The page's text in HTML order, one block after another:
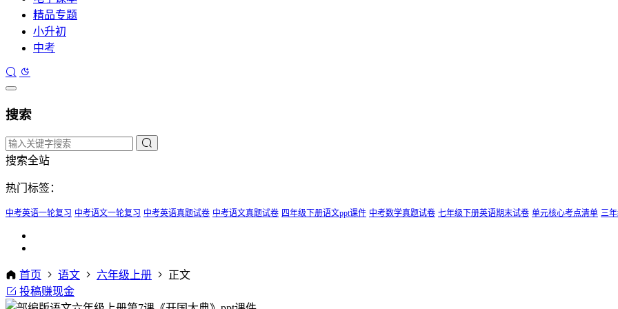
精品专题
小升初
中考
搜索
搜索全站
热门标签：
中考英语一轮复习 中考语文一轮复习 中考英语真题试卷 中考语文真题试卷 四年级下册语文ppt课件 中考数学真题试卷 七年级下册英语期末试卷 单元核心考点清单 三
首页 语文 六年级上册
正文
投稿赚现金